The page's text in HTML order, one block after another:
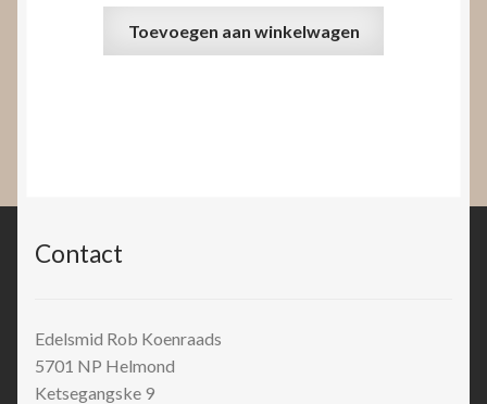
Toevoegen aan winkelwagen
Contact
Edelsmid Rob Koenraads
5701 NP Helmond
Ketsegangske 9